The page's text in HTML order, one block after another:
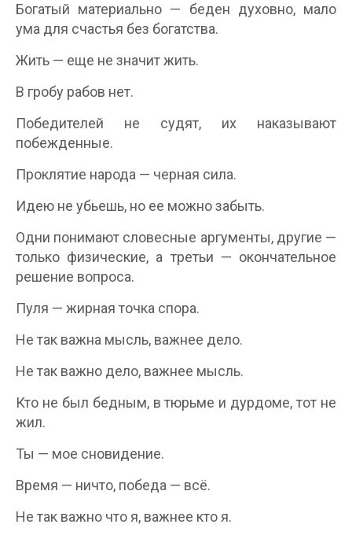
Богатый материально — беден духовно, мало
ума для счастья без богатства.
Жить — еще не значит жить.
В гробу рабов нет.
Победителей не судят, их наказывают
побежденные.
Проклятие народа — черная сила.
Идею не убьешь, но ее можно забыть.
Одни понимают словесные аргументы, другие —
только физические, а третьи — окончательное
решение вопроса.
Пуля — жирная точка спора.
Не так важна мысль, важнее дело.
Не так важно дело, важнее мысль.
Кто не был бедным, в тюрьме и дурдоме, тот не
жил.
Ты — мое сновидение.
Время — ничто, победа — всё.
Не так важно что я, важнее кто я.